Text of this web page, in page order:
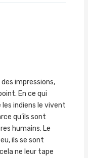
des impressions,
En ce qui
indiens le vivent
qu’ils sont
humains. Le
ils se sont
ne leur tape